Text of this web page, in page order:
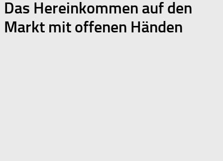
Das Hereinkommen auf den
Markt mit offenen Händen